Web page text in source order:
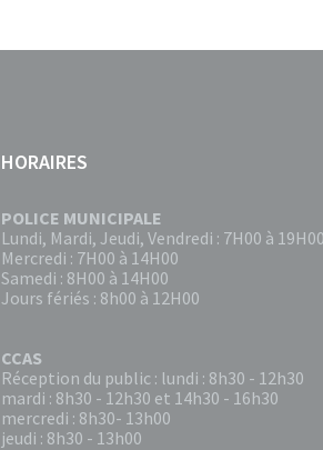
HORAIRES
POLICE MUNICIPALE
Lundi, Mardi, Jeudi, Vendredi : 7H00 à 19H00
Mercredi : 7H00 à 14H00
Samedi : 8H00 à 14H00
Jours fériés : 8h00 à 12H00
CCAS
Réception du public : lundi : 8h30 - 12h30
mardi : 8h30 - 12h30 et 14h30 - 16h30
mercredi : 8h30- 13h00
jeudi : 8h30 - 13h00